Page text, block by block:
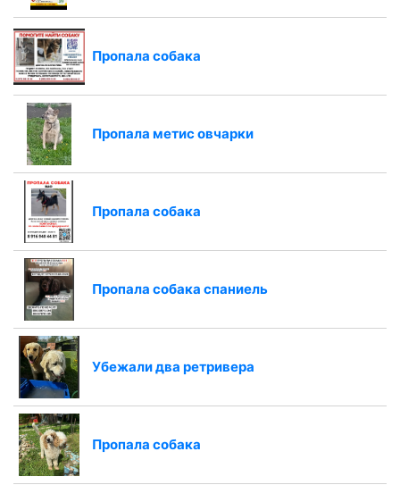
Пропала собака
Пропала метис овчарки
Пропала собака
Пропала собака спаниель
Убежали два ретривера
Пропала собака